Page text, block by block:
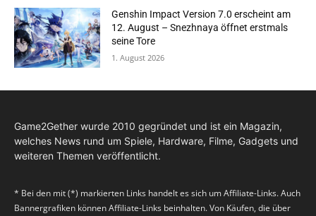
Genshin Impact Version 7.0 erscheint am
12. August – Snezhnaya öffnet erstmals
seine Tore
1. August 2026
Game2Gether wurde 2010 gegründet und ist ein Magazin,
welches News rund um Spiele, Hardware, Filme, Gadgets und
weiteren Themen veröffentlicht.
* Bei den mit (*) markierten Links handelt es sich um Affiliate-Links. Auch
Bannergrafiken können Affiliate-Links beinhalten. Von Käufen, die über